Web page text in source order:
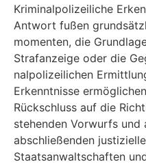
Kriminalpolizeiliche
Antwort fußen
momenten, die
Strafanzeige oder die
nalpolizeilichen
Erkenntnisse
Rückschluss auf die
stehenden Vorwurfs und
abschließenden
Staatsanwaltschaften